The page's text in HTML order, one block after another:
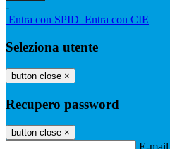
-
Entra con SPID Entra con CIE
Seleziona utente
button close ×
Recupero password
button close ×